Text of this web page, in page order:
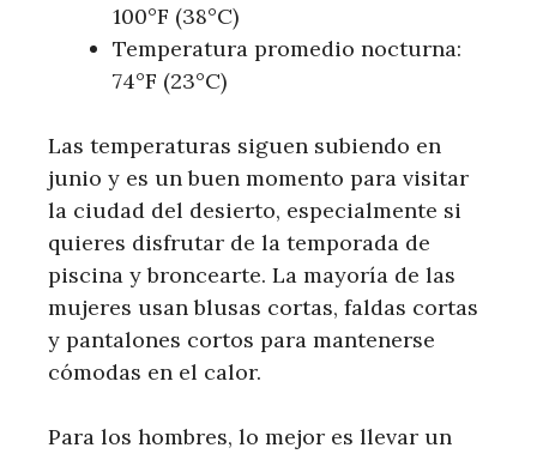
100°F (38°C)
Temperatura promedio nocturna:
74°F (23°C)
Las temperaturas siguen subiendo en
junio y es un buen momento para visitar
la ciudad del desierto, especialmente si
quieres disfrutar de la temporada de
piscina y broncearte. La mayoría de las
mujeres usan blusas cortas, faldas cortas
y pantalones cortos para mantenerse
cómodas en el calor.
Para los hombres, lo mejor es llevar un